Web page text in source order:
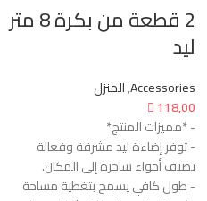
2 قطعة من بكرة 8 متر
ليد
Accessories
,المنزل
118,00
- *مميزات المنتج*
- توفر إضاءة ليد مشرقة وفعالة
تضيف أجواء ساحرة إلى المكان.
- طول كافي يسمح بتغطية مساحة